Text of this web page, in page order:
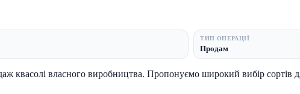
ТИП ОПЕРАЦІЇ
Продам
квасолі власного виробництва. Пропонуємо широкий вибір сортів